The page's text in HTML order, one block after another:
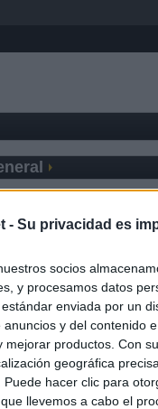
- Su privacidad es
socios
y procesamos datos
enviada por un
anuncios y del contenido
mejorar productos. Con
geográfica
Puede hacer clic para
llevemos a cabo el